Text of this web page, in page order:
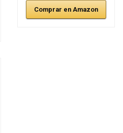
Comprar en Amazon